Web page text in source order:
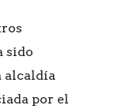
sido
alcaldía
por el